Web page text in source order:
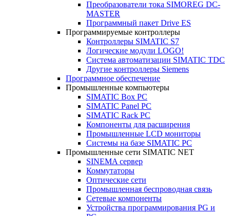
Преобразователи тока SIMOREG DC-
MASTER
Программный пакет Drive ES
Программируемые контроллеры
Контроллеры SIMATIC S7
Логические модули LOGO!
Система автоматизации SIMATIC TDC
Другие контроллеры Siemens
Программное обеспечение
Промышленные компьютеры
SIMATIC Box PC
SIMATIC Panel PС
SIMATIC Rack PC
Компоненты для расширения
Промышленные LCD мониторы
Системы на базе SIMATIC PC
Промышленные сети SIMATIC NET
SINEMA сервер
Коммутаторы
Оптические сети
Промышленная беспроводная связь
Сетевые компоненты
Устройства программирования PG и